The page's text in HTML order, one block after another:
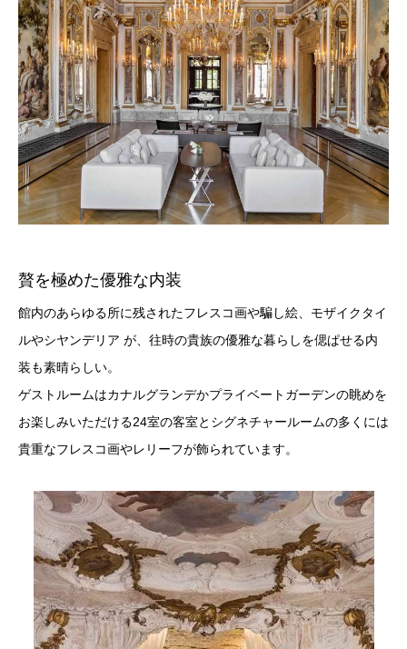
贅を極めた優雅な内装
館内のあらゆる所に残されたフレスコ画や騙し絵、モザイクタイ
ルやシヤンデリア が、往時の貴族の優雅な暮らしを偲ぱせる内
装も素晴らしい。
ゲストルームはカナルグランデかプライベートガーデンの眺めを
お楽しみいただける24室の客室とシグネチャールームの多くには
貴重なフレスコ画やレリーフが飾られています。